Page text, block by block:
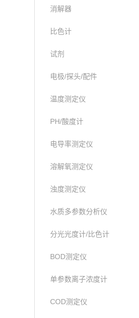
消解器
比色计
试剂
电极/探头/配件
温度测定仪
PH/酸度计
电导率测定仪
溶解氧测定仪
浊度测定仪
水质多参数分析仪
分光光度计/比色计
BOD测定仪
单参数离子浓度计
COD测定仪